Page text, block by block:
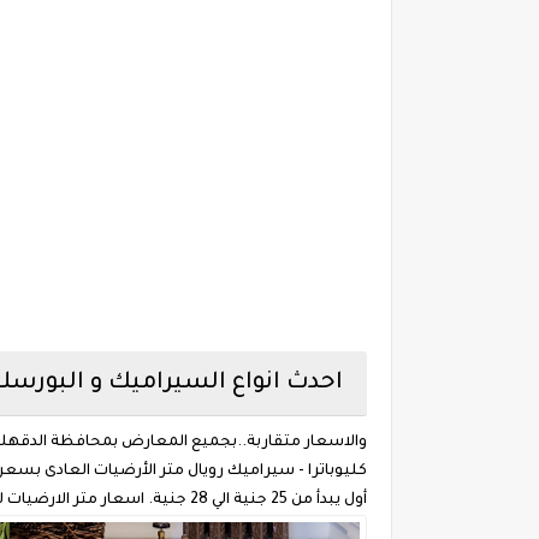
احدث انواع السيراميك و البورسلين
أول يبدأ من 25 جنية الي 28 جنية. اسعار متر الارضيات ليزر فرز اول تبدأ من 50 جنيه الي 70 جنيه.